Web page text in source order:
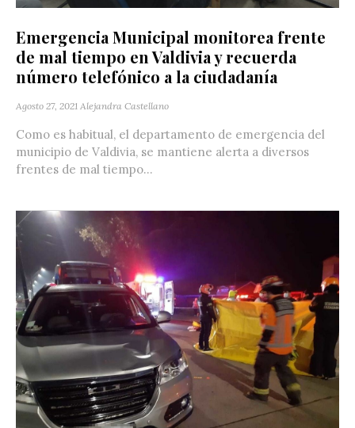
Emergencia Municipal monitorea frente
de mal tiempo en Valdivia y recuerda
número telefónico a la ciudadanía
Agosto 27, 2021 Alejandra Castellano
Como es habitual, el departamento de emergencia del
municipio de Valdivia, se mantiene alerta a diversos
frentes de mal tiempo...